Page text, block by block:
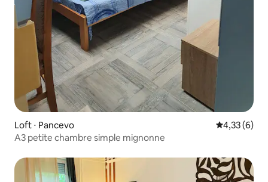
Loft ⋅ Pancevo Évaluation
4,33 (6)
A3 petite chambre simple mignonne